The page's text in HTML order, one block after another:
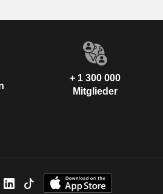
+ 1 300 000
Mitglieder